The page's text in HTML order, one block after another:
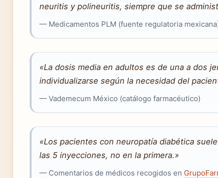
neuritis y polineuritis, siempre que se
— Medicamentos PLM (fuente regulatoria
«La dosis media en adultos es de una a dos
individualizarse según la necesidad del
— Vademecum México (catálogo farmacéutico)
«Los pacientes con neuropatía diabética
las 5 inyecciones, no en la primera.»
— Comentarios de médicos recogidos en